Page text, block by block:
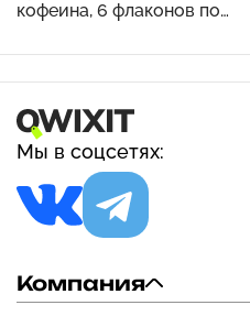
кофеина, 6 флаконов по
Мы в соцсетях:
Компания